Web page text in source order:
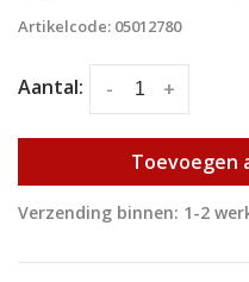
Artikelcode: 05012780
Aantal: +
-
Toevoegen
Verzending binnen: 1-2